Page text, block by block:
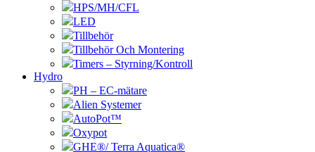
HPS/MH/CFL
LED
Tillbehör
Tillbehör Och Montering
Timers – Styrning/Kontroll
Hydro
PH – EC-mätare
Alien Systemer
AutoPot™
Oxypot
GHE®/ Terra Aquatica®